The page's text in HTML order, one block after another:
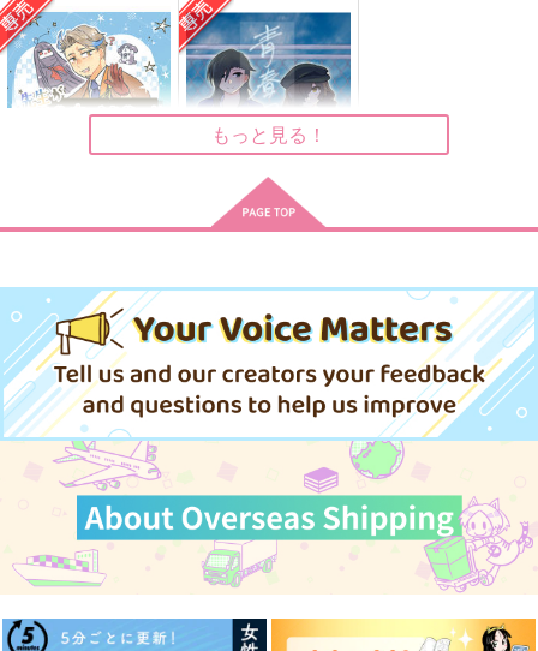
己が咎を友とせよ
炙りでください
1,100円（税込）
坂本龍馬×岡田以蔵
先生があそびにきたぞ
っ！
土曜日のキャラメル
629円（税込）
坂本龍馬×岡田以蔵
作品詳細
斎藤一
夜風にほどけて
春の雪
787円（税込）
七海龍水×スイカ
センセイセンセーショ
ン3
かなゆき
タルタリヤ×鍾離
N. T. R.
ストロングムギコ
629円（税込）
黄泉×蔵馬
っ！
土曜日のキャラメル
専売 629円（税込）
Fate/Grand Order
坂本龍馬×岡田以蔵
サンプル
カート
Spicy Sweets!
専売 787円（税込）
坂本龍馬×岡田以蔵
サンプル
もっと見る！